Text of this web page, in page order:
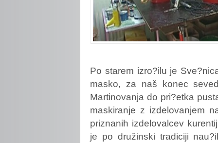
Postarem izro?ilu je
masko, za naš konec
Martinovanja do pri?etka
maskiranje z izdelovanjem
priznanih izdelovalcev
je po družinski tradiciji